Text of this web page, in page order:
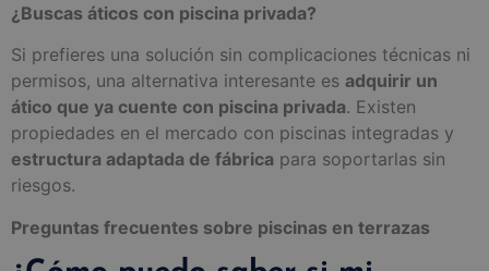
¿Buscas áticos con piscina privada?
Si prefieres una solución sin complicaciones técnicas ni
permisos, una alternativa interesante es adquirir un
ático que ya cuente con piscina privada. Existen
propiedades en el mercado con piscinas integradas y
estructura adaptada de fábrica para soportarlas sin
riesgos.
Preguntas frecuentes sobre piscinas en terrazas